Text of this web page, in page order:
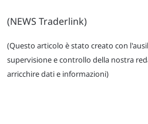
(NEWS Traderlink)
(Questo articolo è stato creato con
supervisione e controllo della nostra
arricchire dati e informazioni)